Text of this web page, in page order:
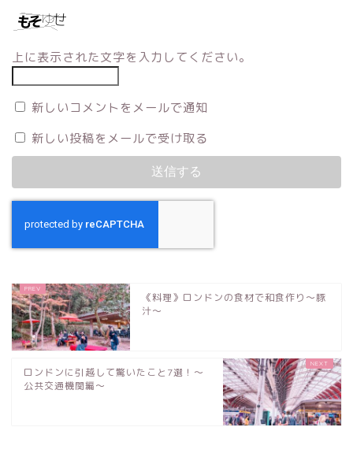
上に表示された文字を入力してください。
新しいコメントをメールで通知
新しい投稿をメールで受け取る
《料理》ロンドンの食材で和食作り〜豚
汁〜
ロンドンに引越して驚いたこと7選！〜
公共交通機関編〜